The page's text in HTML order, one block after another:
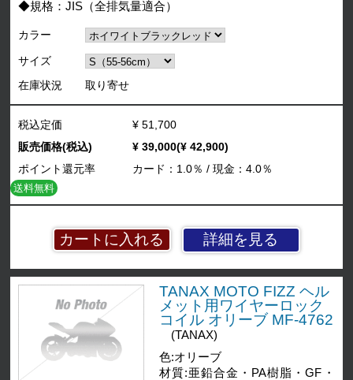
◆規格：JIS（全排気量適合）
カラー
サイズ
在庫状況
取り寄せ
詳細を見る
税込定価
¥ 51,700
販売価格(税込)
¥ 39,000(¥ 42,900)
ポイント還元率
カード：1.0％ / 現金：4.0％
送料無料
TANAX MOTO FIZZ ヘル
メット用ワイヤーロック
コイル オリーブ MF-4762
(TANAX)
色:オリーブ
材質:亜鉛合金・PA樹脂・GF・